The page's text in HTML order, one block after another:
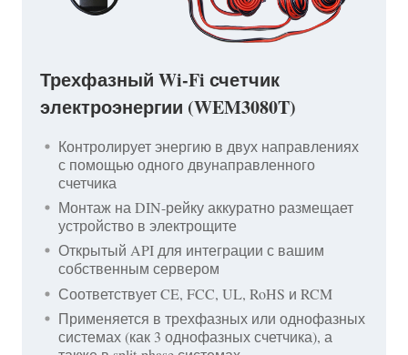
Трехфазный Wi-Fi счетчик
электроэнергии (WEM3080T)
Контролирует энергию в двух направлениях
с помощью одного двунаправленного
счетчика
Монтаж на DIN-рейку аккуратно размещает
устройство в электрощите
Открытый API для интеграции с вашим
собственным сервером
Соответствует CE, FCC, UL, RoHS и RCM
Применяется в трехфазных или однофазных
системах (как 3 однофазных счетчика), а